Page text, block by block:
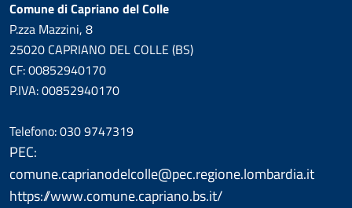
Comune di Capriano del Colle
P.zza Mazzini, 8
25020 CAPRIANO DEL COLLE (BS)
CF: 00852940170
P.IVA: 00852940170
Telefono: 030 9747319
PEC:
comune.caprianodelcolle@pec.regione.lombardia.it
https://www.comune.capriano.bs.it/